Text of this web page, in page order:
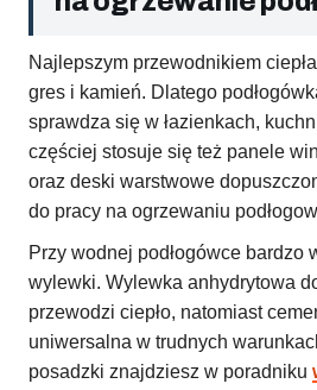
Najlepszym przewodnikiem
gres i kamień. Dlatego
sprawdza się w łazienkach,
częściej stosuje się też panele
oraz deski warstwowe
do pracy na ogrzewaniu
Przy wodnej podłogówce bardzo
wylewki. Wylewka anhydrytowa
przewodzi ciepło, natomiast
uniwersalna w trudnych
posadzki znajdziesz w poradniku